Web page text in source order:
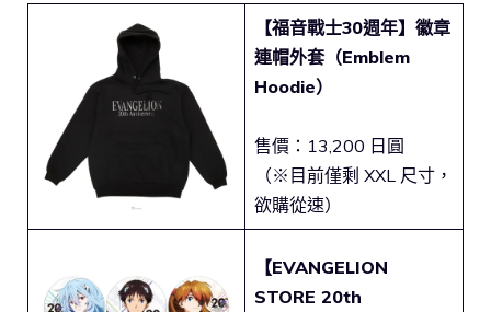
【福音戰士30週年】徽章
連帽外套（Emblem
Hoodie）
售價：13,200 日圓
（※目前僅剩 XXL 尺寸，
欲購從速）
【EVANGELION
STORE 20th